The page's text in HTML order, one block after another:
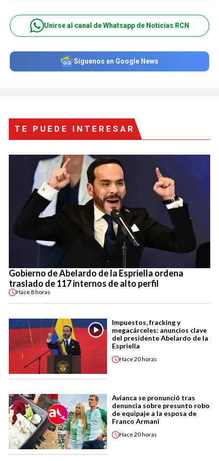
Unirse al canal de Whatsapp de Noticias RCN
Síguenos en Google News
TE PUEDE INTERESAR
Gobierno de Abelardo de la Espriella ordena
traslado de 117 internos de alto perfil
Hace8 horas
Impuestos, fracking y
megacárceles: anuncios clave
del presidente Abelardo de la
Espriella
Hace20 horas
Avianca se pronunció tras
denuncia sobre presunto robo
de equipaje a la esposa de
Franco Armani
Hace20 horas